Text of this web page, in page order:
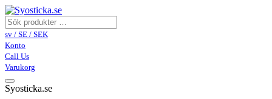
sv / SE / SEK
Konto
Call Us
Varukorg
Syosticka.se